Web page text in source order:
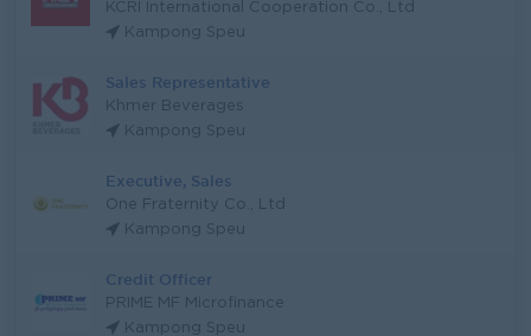
KCRI International Cooperation Co., Ltd
Kampong Speu
Sales Representative
Khmer Beverages
Kampong Speu
Executive, Sales
One Fraternity Co., Ltd
Kampong Speu
Credit Officer
PRIME MF Microfinance
Kampong Speu